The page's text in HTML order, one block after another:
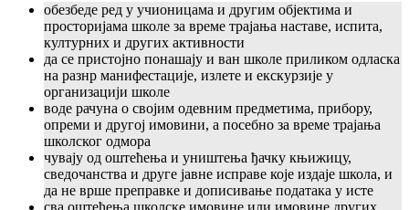
обезбеде ред у учионицама и другим објектима и
просторијама школе за време трајања наставе, испита,
културних и других активности
да се пристојно понашају и ван школе приликом одласка
на разнр манифестације, излете и екскурзије у
организацији школе
воде рачуна о својим одевним предметима, прибору,
опреми и другој имовини, а посебно за време трајања
школског одмора
чувају од оштећења и уништења ђачку књижицу,
сведочанства и друге јавне исправе које издаје школа, и
да не врше преправке и дописивање података у исте
сва оштећења школске имовине или имовине других